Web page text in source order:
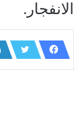
الانفجار.